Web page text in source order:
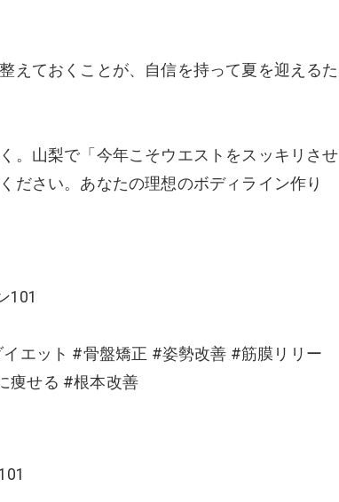
えておくことが、自信を持って夏を迎えるた
。山梨で「今年こそウエストをスッキリさせ
ださい。あなたの理想のボディライン作り
101
エット #骨盤矯正 #姿勢改善 #筋膜リリー
痩せる #根本改善